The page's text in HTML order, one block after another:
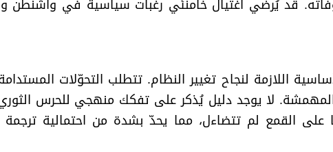
اللازمة لنجاح تغيير النظام. تتطلب التحوّلات
لا يوجد دليل يُذكر على تفكك منهجي للحرس الثوري
القمع لم تتضاءل، مما يحدّ بشدة من احتمالية ترجمة